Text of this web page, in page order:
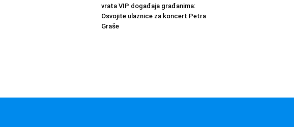
vrata VIP događaja građanima:
Osvojite ulaznice za koncert Petra
Graše